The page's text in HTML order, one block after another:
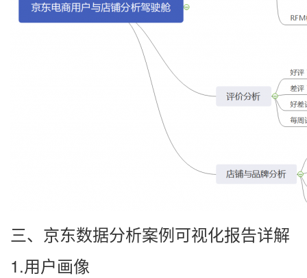
三、京东数据分析案例可视化报告详解
1.用户画像